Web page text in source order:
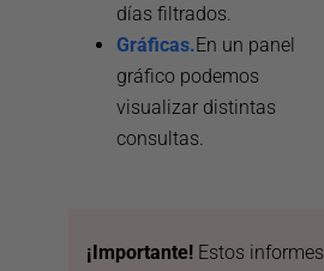
días filtrados.
Gráficas.En un panel
gráfico podemos
visualizar distintas
consultas.
¡Importante! Estos informes